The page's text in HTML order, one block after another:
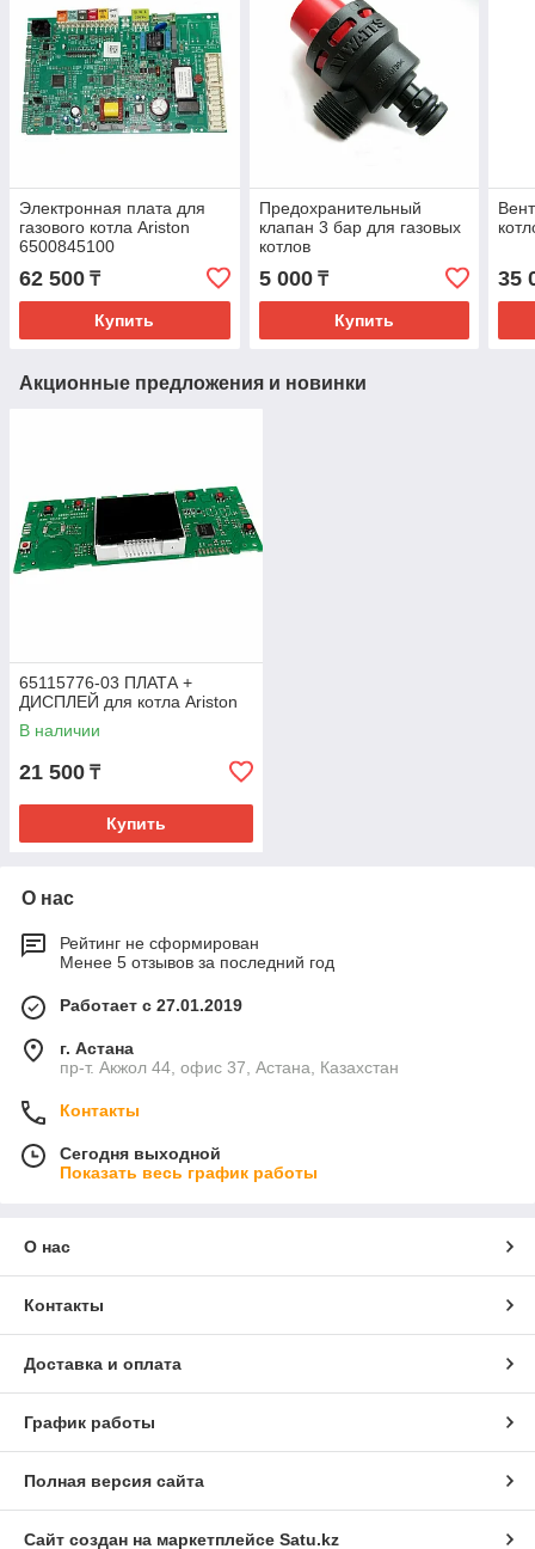
Электронная плата для
газового котла Ariston
6500845100
62 500 ₸
Купить
Предохранительный
клапан 3 бар для газовых
котлов
Bosch/Buderus/Ariston
87186445660 (61312668)
5 000₸
Купить
35
Акционные предложения и новинки
65115776-03 ПЛАТА +
ДИСПЛЕЙ для котла Ariston
В наличии
21 500 ₸
Купить
О нас
Рейтинг не сформирован
Менее 5 отзывов за последний год
Работает с 27.01.2019
г. Астана
пр-т. Акжол 44, офис 37, Астана, Казахстан
Контакты
Сегодня выходной
Показать весь график работы
О нас
Контакты
Доставка и оплата
График работы
Полная версия сайта
Сайт создан на маркетплейсе Satu.kz